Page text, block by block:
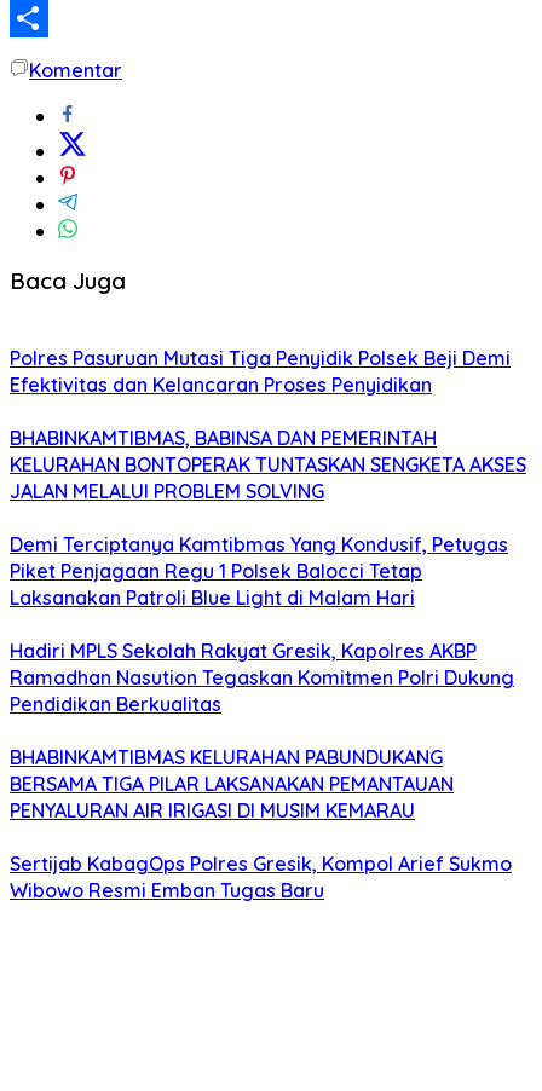
LinkedIn
ShareKomentar
Baca Juga
Polres Pasuruan Mutasi Tiga Penyidik Polsek Beji Demi
Efektivitas dan Kelancaran Proses Penyidikan
BHABINKAMTIBMAS, BABINSA DAN PEMERINTAH
KELURAHAN BONTOPERAK TUNTASKAN SENGKETA AKSES
JALAN MELALUI PROBLEM SOLVING
Demi Terciptanya Kamtibmas Yang Kondusif, Petugas
Piket Penjagaan Regu 1 Polsek Balocci Tetap
Laksanakan Patroli Blue Light di Malam Hari
Hadiri MPLS Sekolah Rakyat Gresik, Kapolres AKBP
Ramadhan Nasution Tegaskan Komitmen Polri Dukung
Pendidikan Berkualitas
BHABINKAMTIBMAS KELURAHAN PABUNDUKANG
BERSAMA TIGA PILAR LAKSANAKAN PEMANTAUAN
PENYALURAN AIR IRIGASI DI MUSIM KEMARAU
Sertijab KabagOps Polres Gresik, Kompol Arief Sukmo
Wibowo Resmi Emban Tugas Baru